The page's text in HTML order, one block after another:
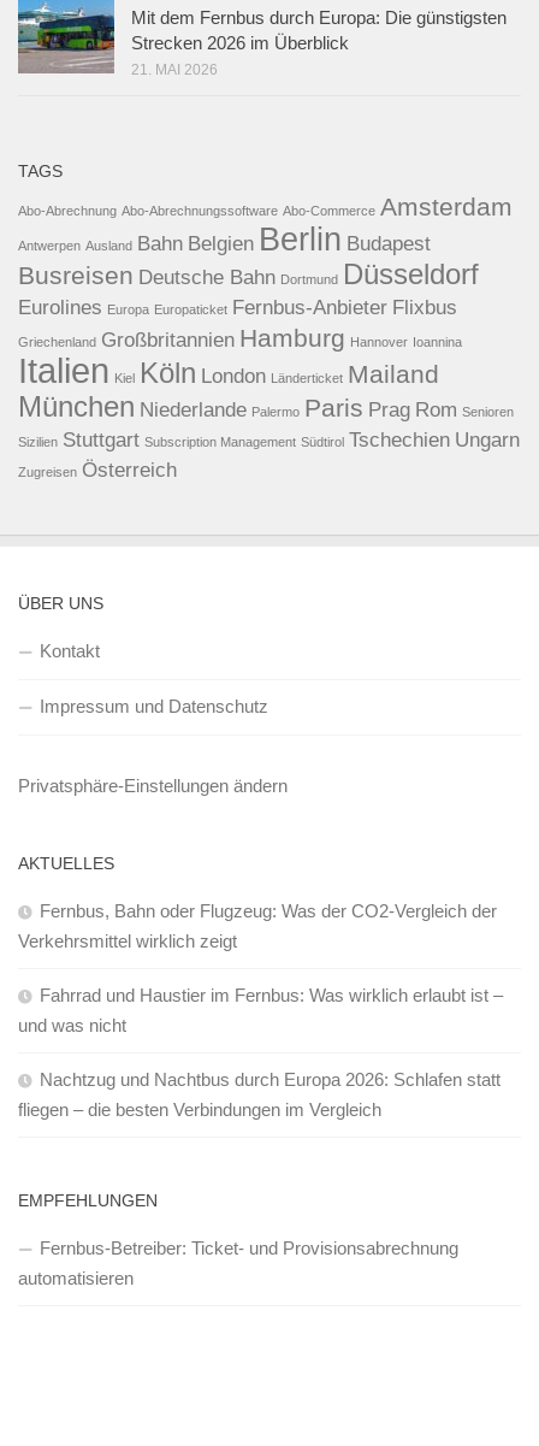
Mit dem Fernbus durch Europa: Die günstigsten
Strecken 2026 im Überblick
21. MAI 2026
TAGS
Abo-Abrechnung Abo-Abrechnungssoftware Abo-Commerce Amsterdam
Antwerpen Ausland Bahn Belgien Berlin Budapest
Busreisen Deutsche Bahn Dortmund Düsseldorf
Eurolines Europa Europaticket Fernbus-Anbieter Flixbus
Griechenland Großbritannien Hamburg Hannover Ioannina
Italien Kiel Köln London Länderticket Mailand
München Niederlande Palermo Paris Prag Rom Senioren
Sizilien Stuttgart Subscription Management Südtirol Tschechien Ungarn
Zugreisen Österreich
ÜBER UNS
Kontakt
Impressum und Datenschutz
Privatsphäre-Einstellungen ändern
AKTUELLES
Fernbus, Bahn oder Flugzeug: Was der CO2-Vergleich der
Verkehrsmittel wirklich zeigt
Fahrrad und Haustier im Fernbus: Was wirklich erlaubt ist –
und was nicht
Nachtzug und Nachtbus durch Europa 2026: Schlafen statt
fliegen – die besten Verbindungen im Vergleich
EMPFEHLUNGEN
Fernbus-Betreiber: Ticket- und Provisionsabrechnung
automatisieren